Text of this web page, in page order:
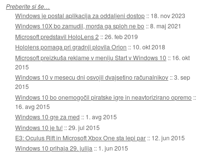
Preberite si še…
Windows je postal aplikacija za oddaljeni dostop :: 18. nov 2023
Windows 10X bo zamudil, morda ga sploh ne bo ::8. maj 2021
Microsoft predstavil HoloLens 2 ::26. feb 2019
Hololens pomaga pri gradnji plovila Orion :: 10. okt 2018
Microsoft preizkuša reklame v meniju Start v Windows 10 :: 16. okt
2015
Windows 10 v mesecu dni osvojil dvajsetino računalnikov ::3. sep
2015
Windows 10 bo onemogočil piratske igre in neavtorizirano opremo ::
16. avg 2015
Windows 10 gre za med :: 1. avg 2015
Windows 10 je tu! ::29. jul 2015
E3: Oculus Rift in Microsoft Xbox One sta lepi par :: 12. jun 2015
Windows 10 prihaja 29. julija :: 1. jun 2015